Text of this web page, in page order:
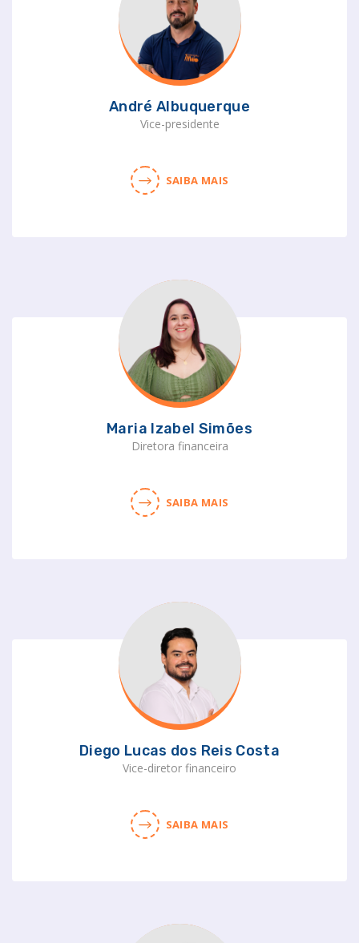
André Albuquerque
Vice-presidente
SAIBA MAIS
Maria Izabel Simões
Diretora financeira
SAIBA MAIS
Diego Lucas dos Reis Costa
Vice-diretor financeiro
SAIBA MAIS